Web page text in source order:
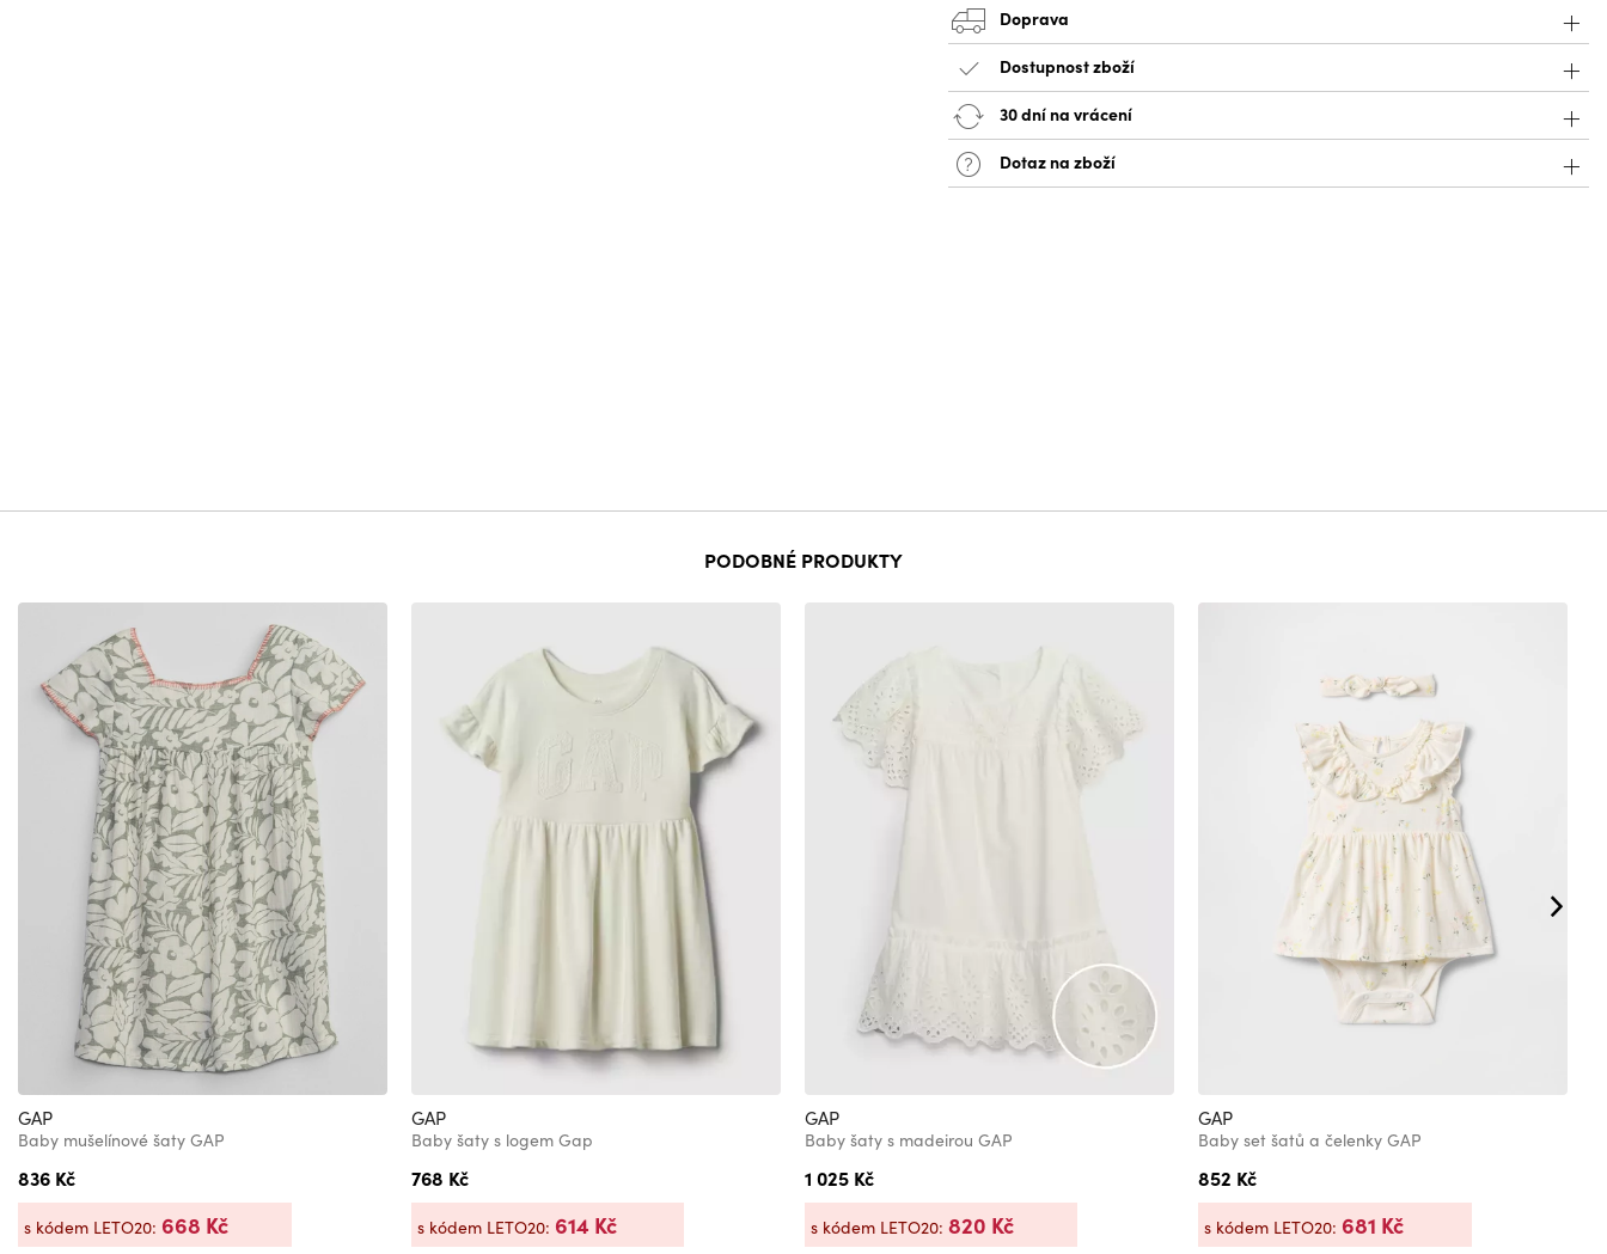
Doprava
Dostupnost zboží
30 dní na vrácení
Dotaz na zboží
PODOBNÉ PRODUKTY
GAP
Baby mušelínové šaty GAP
836 Kč
s kódem LETO20: 668 Kč
GAP
Baby šaty s logem Gap
768 Kč
s kódem LETO20: 614 Kč
GAP
Baby šaty s madeirou GAP
1 025 Kč
s kódem LETO20: 820 Kč
GAP
Baby set šatů a čelenky GAP
852 Kč
s kódem LETO20: 681 Kč